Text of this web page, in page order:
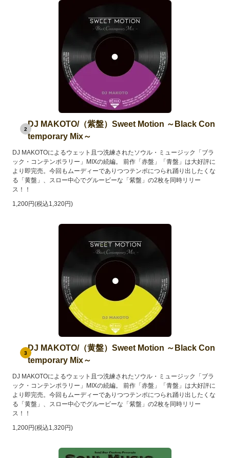
2
DJ MAKOTO/（紫盤）Sweet Motion ～Black Con
temporary Mix～
DJ MAKOTOによるウェット且つ洗練されたソウル・ミュージック「ブラ
ック・コンテンポラリー」MIXの続編。 前作「赤盤」「青盤」は大好評に
より即完売。今回もムーディーでありつつテンポにつられ踊り出したくな
る「黄盤」、スロー中心でグルービーな「紫盤」の2枚を同時リリー
ス！！
1,200円(税込1,320円)
3
DJ MAKOTO/（黄盤）Sweet Motion ～Black Con
temporary Mix～
DJ MAKOTOによるウェット且つ洗練されたソウル・ミュージック「ブラ
ック・コンテンポラリー」MIXの続編。 前作「赤盤」「青盤」は大好評に
より即完売。今回もムーディーでありつつテンポにつられ踊り出したくな
る「黄盤」、スロー中心でグルービーな「紫盤」の2枚を同時リリー
ス！！
1,200円(税込1,320円)